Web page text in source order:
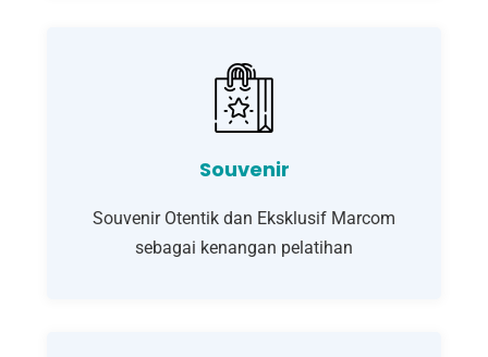
Souvenir
Souvenir Otentik dan Eksklusif Marcom
sebagai kenangan pelatihan